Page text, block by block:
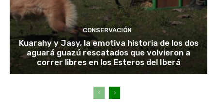
CONSERVACIÓN
Kuarahy y Jasy, la emotiva historia de los dos
aguará guazú rescatados que volvieron a
correr libres en los Esteros del Iberá